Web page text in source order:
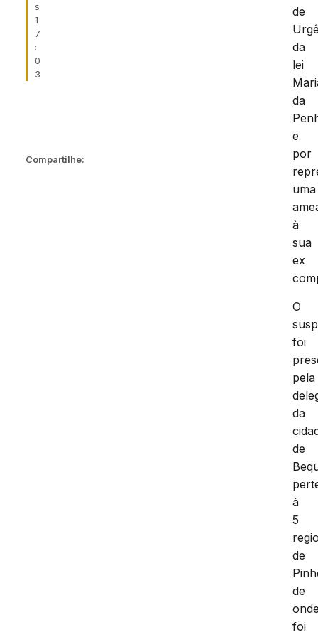
s
1
7
:
0
3
Compartilhe:
de
da
lei
da
e
por
uma
à
sua
ex
O
foi
pela
da
de
à
5
de
de
foi